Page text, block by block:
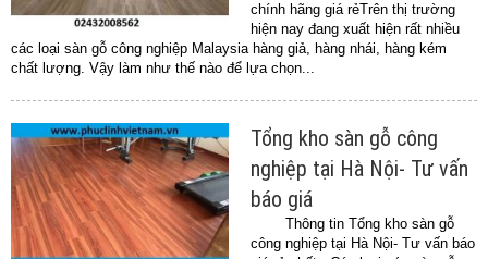
chính hãng giá rẻTrên thị trường
hiện nay đang xuất hiện rất nhiều
các loại sàn gỗ công nghiệp Malaysia hàng giả, hàng nhái, hàng kém
chất lượng. Vậy làm như thế nào để lựa chọn...
Tổng kho sàn gỗ công
nghiệp tại Hà Nội- Tư vấn
báo giá
Thông tin Tổng kho sàn gỗ
công nghiệp tại Hà Nội- Tư vấn báo